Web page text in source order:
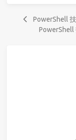
PowerShell
PowerShell